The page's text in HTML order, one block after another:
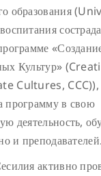
образования
Культур»
Cultures, CCC)),
программу в свою
деятельность,
и преподавателей.
активно